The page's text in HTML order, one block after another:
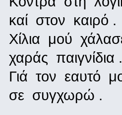
καί στον καιρό .
Χίλια μού
χαράς παιγνίδια .
Γιά τον εαυτό
σε συγχωρώ .